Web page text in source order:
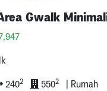
2402 5502 | Rumah